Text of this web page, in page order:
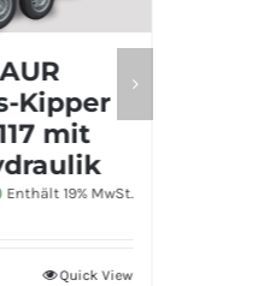
MwSt.
View